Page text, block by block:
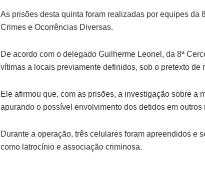
As prisões desta quinta foram realizadas por equipes da
Crimes e Ocorrências Diversas.
De acordo com o delegado Guilherme Leonel, da 8ª
vítimas a locais previamente definidos, sob o pretexto
Ele afirmou que, com as prisões, a investigação sobre a
apurando o possível envolvimento dos detidos em
Durante a operação, três celulares foram apreendidos e
como latrocínio e associação criminosa.